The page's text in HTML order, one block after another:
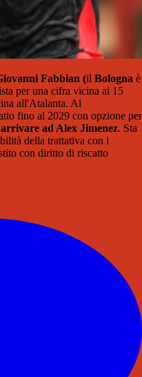
Fabbian (il Bologna è
per una cifra vicina ai 15
all'Atalanta. Al
fino al 2029 con opzione per
ad Alex Jimenez. Sta
della trattativa con i
con diritto di riscatto